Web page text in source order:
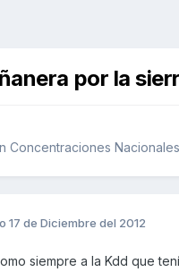
por la
Concentraciones
17 de Diciembre del 2012
siempre a la Kdd que